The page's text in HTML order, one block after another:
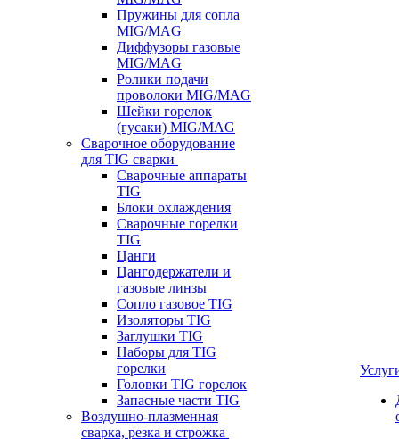
Пружины для сопла
MIG/MAG
Диффузоры газовые
MIG/MAG
Ролики подачи
проволоки MIG/MAG
Шейки горелок
(гусаки) MIG/MAG
Сварочное оборудование
для TIG сварки
Сварочные аппараты
TIG
Блоки охлаждения
Сварочные горелки
TIG
Цанги
Цангодержатели и
газовые линзы
Сопло газовое TIG
Изоляторы TIG
Заглушки TIG
Наборы для TIG
горелки
Головки TIG горелок
Запасные части TIG
Воздушно-плазменная
сварка, резка и строжка